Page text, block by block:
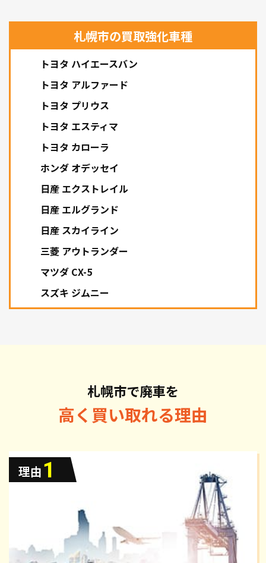
札幌市の買取強化車種
トヨタ ハイエースバン
トヨタ アルファード
トヨタ プリウス
トヨタ エスティマ
トヨタ カローラ
ホンダ オデッセイ
日産 エクストレイル
日産 エルグランド
日産 スカイライン
三菱 アウトランダー
マツダ CX-5
スズキ ジムニー
札幌市で廃車を
高く買い取れる理由